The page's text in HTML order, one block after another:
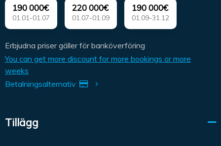
190 000€
01.01-01.07
220 000€
01.07-01.09
190 000€
01.09-31.12
Erbjudna priser gäller för banköverföring
You can get more discount for more bookings or more
weeks
Betalningsalternativ
Tillägg